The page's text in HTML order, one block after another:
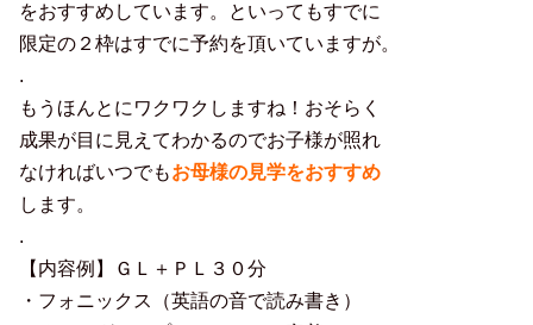
をおすすめしています。といってもすでに
限定の２枠はすでに予約を頂いていますが。
.
もうほんとにワクワクしますね！おそらく
成果が目に見えてわかるのでお子様が照れ
なければいつでもお母様の見学をおすすめ
します。
.
【内容例】ＧＬ＋ＰＬ３０分
・フォニックス（英語の音で読み書き）